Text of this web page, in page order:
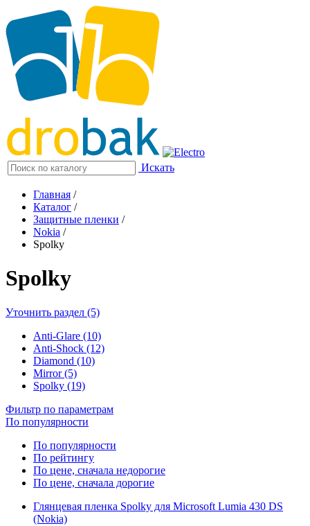
Искать
Главная /
Каталог /
Защитные пленки /
Nokia /
Spolky
Spolky
Уточнить раздел (5)
Anti-Glare (10)
Anti-Shock (12)
Diamond (10)
Mirror (5)
Spolky (19)
Фильтр по параметрам
По популярности
По популярности
По рейтингу
По цене, сначала недорогие
По цене, сначала дорогие
Глянцевая пленка Spolky для Microsoft Lumia 430 DS
(Nokia)